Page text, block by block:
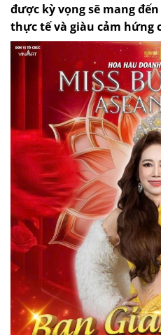
được kỳ vọng sẽ mang
thực tế và giàu cảm hứng